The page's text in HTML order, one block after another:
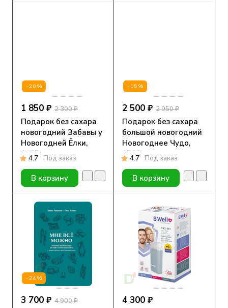
-20%
1 850 ₽ 2 300 ₽
Подарок без сахара
новогодний Забавы у
Новогодней Ёлки,
1185 гр.
4.7 Под заказ
В корзину
-15%
2 500 ₽ 2 950 ₽
Подарок без сахара
большой новогодний
Новогоднее Чудо,
1560 гр
4.7 Под заказ
В корзину
-24%
3 700 ₽ 4 900 ₽ 4 300 ₽